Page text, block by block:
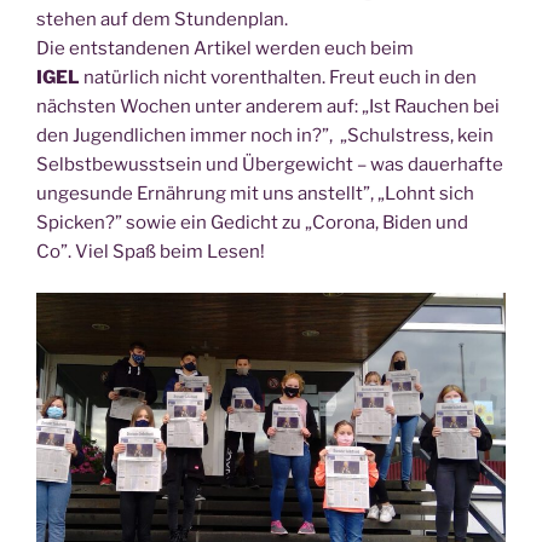
ste­hen auf dem Stundenplan.
Die ent­stan­de­nen Arti­kel wer­den euch beim
IGEL natür­lich nicht vor­ent­hal­ten. Freut euch in den
nächs­ten Wochen unter ande­rem auf: „Ist Rau­chen bei
den Jugend­li­chen immer noch in?”, „Schul­stress, kein
Selbst­be­wusst­sein und Über­ge­wicht – was dau­er­haf­te
unge­sun­de Ernäh­rung mit uns anstellt”, „Lohnt sich
Spi­cken?” sowie ein Gedicht zu „Coro­na, Biden und
Co”. Viel Spaß beim Lesen!